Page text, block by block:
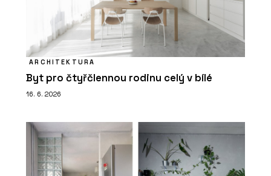
ARCHITEKTURA
Byt pro čtyřčlennou rodinu celý v bílé
16. 6. 2026